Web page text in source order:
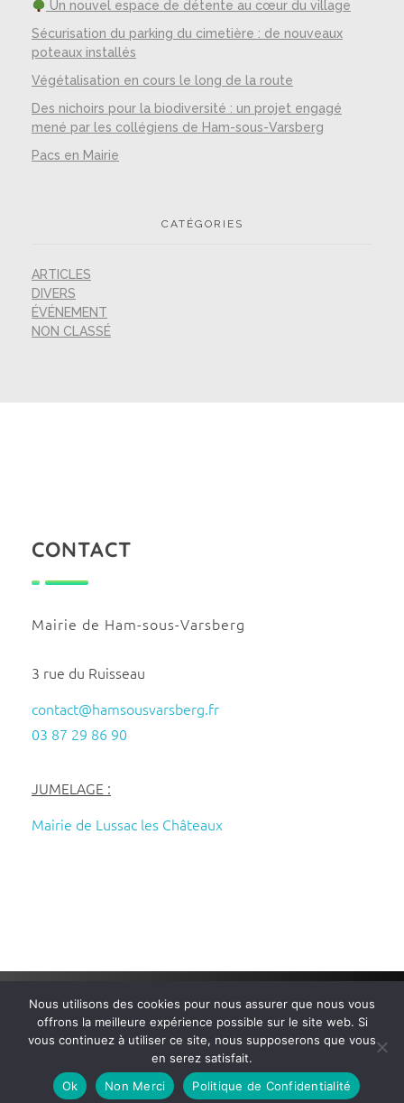
Un nouvel espace de détente au cœur du village
Sécurisation du parking du cimetière : de nouveaux
poteaux installés
Végétalisation en cours le long de la route
Des nichoirs pour la biodiversité : un projet engagé
mené par les collégiens de Ham-sous-Varsberg
Pacs en Mairie
CATÉGORIES
ARTICLES
DIVERS
ÉVÉNEMENT
NON CLASSÉ
CONTACT
Mairie de Ham-sous-Varsberg
3 rue du Ruisseau
contact@hamsousvarsberg.fr
03 87 29 86 90
JUMELAGE :
Mairie de Lussac les Châteaux
Mairie de Ham-sous-Varsberg– Tous droits réservés – Réalisé
parWembi Communication–Mentions légales– Politique de
Confidentialité
Nous utilisons des cookies pour nous assurer que nous vous
offrons la meilleure expérience possible sur le site web. Si
vous continuez à utiliser ce site, nous supposerons que vous
en serez satisfait.
Ok
Non Merci Politique de Confidentialité